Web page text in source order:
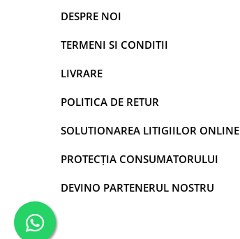
DESPRE NOI
TERMENI SI CONDITII
LIVRARE
POLITICA DE RETUR
SOLUTIONAREA LITIGIILOR ONLINE
PROTECȚIA CONSUMATORULUI
DEVINO PARTENERUL NOSTRU